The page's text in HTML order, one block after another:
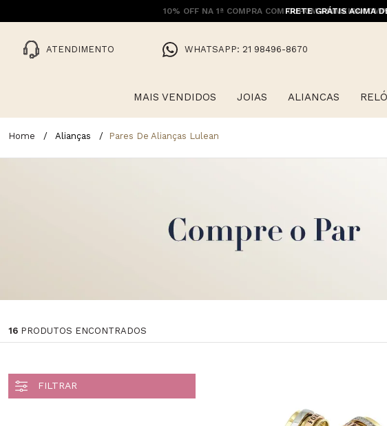
FRETE GRÁTIS ACIMA
ATENDIMENTO WHATSAPP: 21 98496-8670
MAIS VENDIDOS JOIAS ALIANCAS
Alianças Pares De Alianças Lulean
16 PRODUTOS ENCONTRADOS